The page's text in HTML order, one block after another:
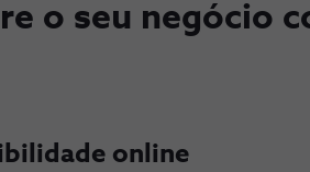
o seu negócio
online